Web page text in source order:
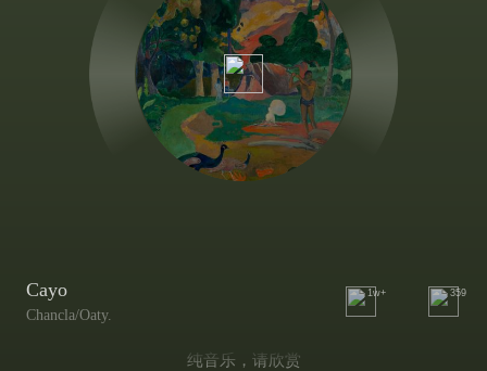
Cayo
Chancla/Oaty.
1w+ 359
纯音乐，请欣赏